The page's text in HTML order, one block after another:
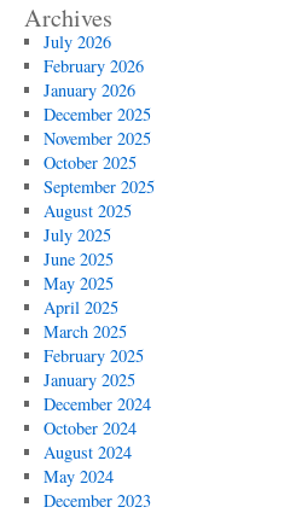
Archives
July 2026
February 2026
January 2026
December 2025
November 2025
October 2025
September 2025
August 2025
July 2025
June 2025
May 2025
April 2025
March 2025
February 2025
January 2025
December 2024
October 2024
August 2024
May 2024
December 2023